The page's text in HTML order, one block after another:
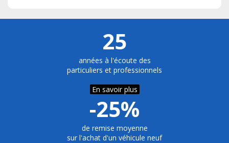
25
années à l'écoute des
particuliers et professionnels
En savoir plus
-25%
de remise moyenne
sur l'achat d'un véhicule neuf